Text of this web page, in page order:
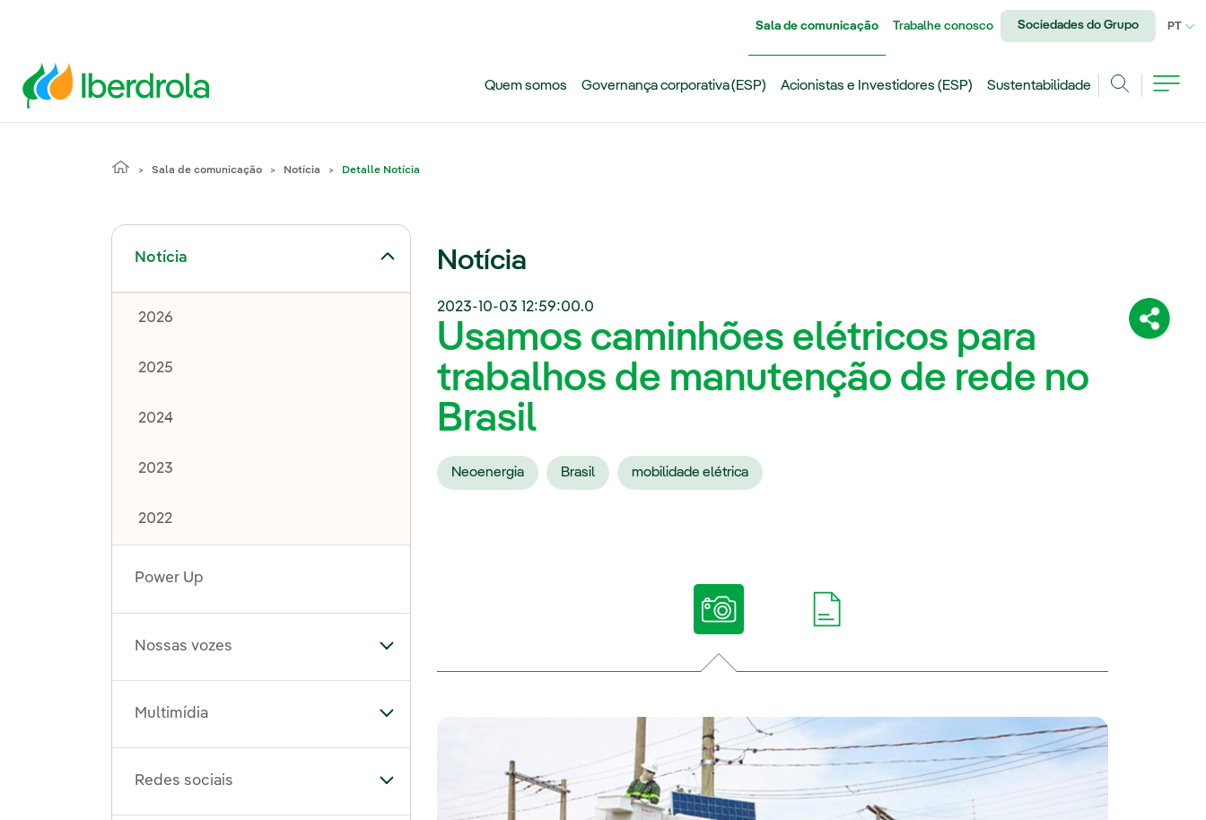
Sala de comunicação Trabalhe conosco Sociedades do Grupo PT
Quem somos Governança corporativa (ESP) Acionistas e Investidores (ESP)
Sustentabilidade
Sala de comunicação Notícia Detalle Notícia
Notícia
Alternar submenu de Notícia
2026
2025
2024
2023
2022
Power Up
Nossas vozes Alternar submenu de Nossas vozes
Multimídia Alternar submenu de Multimídia
Redes sociais Alternar submenu de Redes sociais
Notícia
2023-10-03 12:59:00.0
Usamos caminhões elétricos para
trabalhos de manutenção de rede no
Brasil
Neoenergia Brasil mobilidade elétrica